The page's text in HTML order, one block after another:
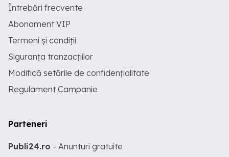
Întrebări frecvente
Abonament VIP
Termeni și condiții
Siguranța tranzacțiilor
Modifică setările de confidențialitate
Regulament Campanie
Parteneri
Publi24.ro - Anunturi gratuite